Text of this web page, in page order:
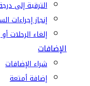
الترقية إلى
إنجاز إجراءات
إلغاء الرحلات
الإضافات
شراء الإضافات
إضافة أمتعة